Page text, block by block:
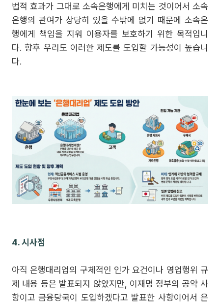
법적 효과가 그대로 소속은행에게 미치는 것이어서 소속
은행의 관여가 상당히 있을 수밖에 없기 때문에 소속은
행에게 책임을 지워 이용자를 보호하기 위한 목적입니
다. 향후 우리도 이러한 제도를 도입할 가능성이 높습니
다.
4. 시사점
아직 은행대리업의 구체적인 인가 요건이나 영업행위 규
제 내용 등은 발표되지 않았지만, 이재명 정부의 공약 사
항이고 금융당국이 도입하겠다고 발표한 사항이어서 은